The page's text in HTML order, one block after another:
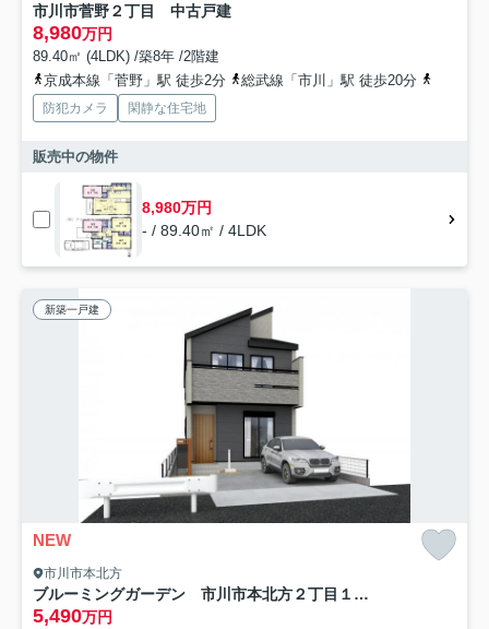
市川市菅野２丁目 中古戸建
8,980万円
89.40㎡ (4LDK) /築8年 /2階建
京成本線「菅野」駅 徒歩2分
総武線「市川」駅 徒歩20分
防犯カメラ 閑静な住宅地
販売中の物件
8,980万円
- / 89.40㎡ / 4LDK
新築一戸建
NEW
市川市本北方
ブルーミングガーデン 市川市本北方２丁目１棟／１期１号棟
5,490万円